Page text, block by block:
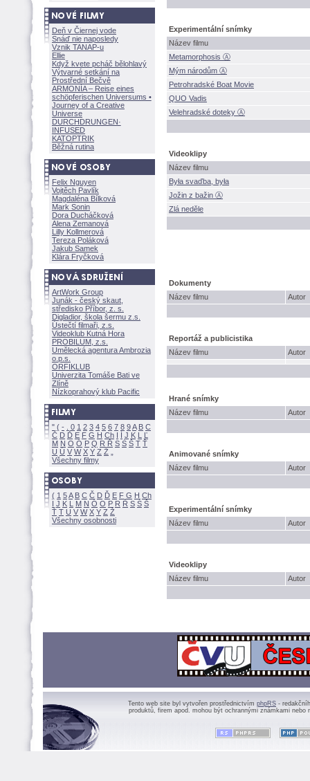
Deň v Čiernej vode
Snáď nie naposledy
Vznik TANAP-u
Ellie
Když kvete pcháč bělohlavý
Výtvarné setkání na
Prostřední Bečvě
ARMONÍA – Reise eines
schöpferischen Universums •
Journey of a Creative
Universe
DURCHDRUNGEN·
INFUSED
KATOPTRIK
Běžná rutina
Felix Nguyen
Vojtěch Pavlík
Magdaléna Bílkov
Mark Sonin
Dora Ducháčkov
Alena Zemanov
Lilly Kollmerov
Tereza Polákov
Jakub Samek
Klára Fryčkov
ArtWork Group
Junák - český skaut,
středisko Příbor, z. s.
Digladior, škola šermu z.s.
Ústečtí filmaři, z.s.
Videoklub Kutná Hora
PROBILUM, z.s.
Umělecká agentura Ambrozia
o.p.s.
ORFIKLUB
Univerzita Tomáše Bati ve
Zlíně
Nízkoprahový klub Pacific
" ( - 0 1 2 3 4 5 6 7 8 9A B C
Č D Ď E F G H Ch I Í J K L
Ľ
M N O Ó P Q R Ř S Ś T Ť
U Ú V W X Y Z
Všechny filmy
( 1 5A B C Č D Ď E F G H Ch
I J K L M N Ó O P R Ř S Ś
Ť T U V W X Y Z
Všechny osobnosti
Experimentální snímky
Název filmu
Metamorphosis Ⓐ
Mým národům Ⓐ
Petrohradské Boat Movie
QUO Vadis
Velehradské doteky Ⓐ
Videoklipy
Název filmu
Była svaďba, była
Jožin z bažin Ⓐ
Zlá neděle
Dokumenty
Název filmu
Autor
Reportáž a publicistika
Název filmu
Autor
Hrané snímky
Název filmu
Autor
Animované snímky
Název filmu
Autor
Experimentální snímky
Název filmu
Autor
Videoklipy
Název filmu
Autor
Tento web site byl vytvořen prostřednictvím phpRS -
produktů, firem apod. mohou být ochrannými známkami